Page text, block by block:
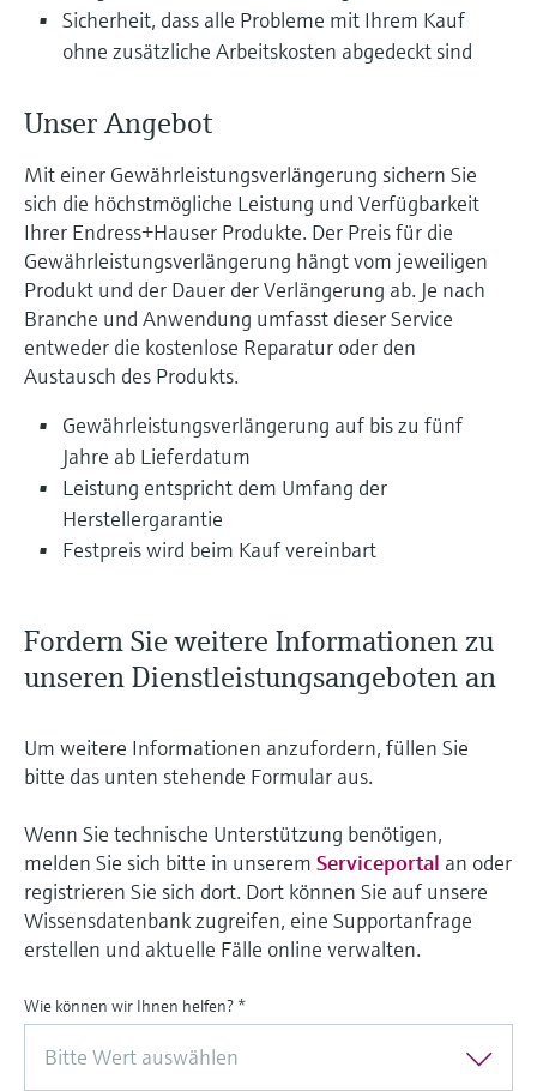
Device Viewer
Ersatzteile anhand von Produktwurzel,
Bestellcode oder Seriennummer finden
Füllstandsmessung
Alle ansehen
Analysatoren für Härte, Eisen,
Aluminium & Chromat
Prozessphotometer
Mikrowellentransmission
Memosens-Technologie
Alle ansehen
Sicherheit, dass alle Probleme mit Ihrem Kauf
ohne zusätzliche Arbeitskosten abgedeckt sind
Unser Angebot
Mit einer Gewährleistungsverlängerung sichern Sie
sich die höchstmögliche Leistung und Verfügbarkeit
Ihrer Endress+Hauser Produkte. Der Preis für die
Gewährleistungsverlängerung hängt vom jeweiligen
Produkt und der Dauer der Verlängerung ab. Je nach
Branche und Anwendung umfasst dieser Service
entweder die kostenlose Reparatur oder den
Austausch des Produkts.
Gewährleistungsverlängerung auf bis zu fünf
Jahre ab Lieferdatum
Leistung entspricht dem Umfang der
Herstellergarantie
Festpreis wird beim Kauf vereinbart
Fordern Sie weitere Informationen zu
unseren Dienstleistungsangeboten an
Um weitere Informationen anzufordern, füllen Sie
bitte das unten stehende Formular aus.
Wenn Sie technische Unterstützung benötigen,
melden Sie sich bitte in unserem Serviceportal an oder
registrieren Sie sich dort. Dort können Sie auf unsere
Wissensdatenbank zugreifen, eine Supportanfrage
erstellen und aktuelle Fälle online verwalten.
Wie können wir Ihnen helfen? *
Bitte Wert auswählen